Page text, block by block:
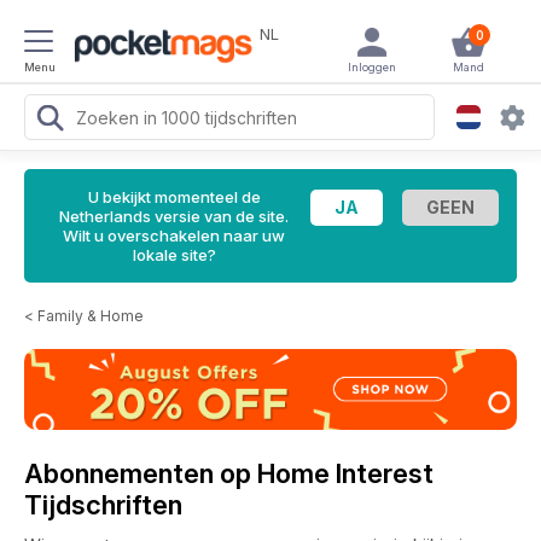
Menu
NL 0
Mand
Inloggen
U bekijkt momenteel de
Netherlands versie van de site.
Wilt u overschakelen naar uw
lokale site?
< Family & Home
Abonnementen op Home Interest
Tijdschriften